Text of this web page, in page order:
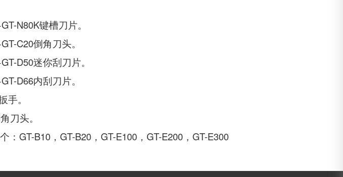
N80K键槽刀片。
C20倒角刀头。
D50迷你刮刀片。
D66内刮刀片。
手。
刀头。
：GT-B10，GT-B20，GT-E100，GT-E200，GT-E300